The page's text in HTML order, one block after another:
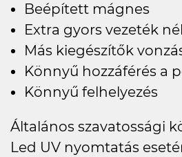
Beépített mágnes
Extra gyors vezeték
Más kiegészítők
Könnyű hozzáférés a
Könnyű felhelyezés
Általános szavatossági
Led UV nyomtatás